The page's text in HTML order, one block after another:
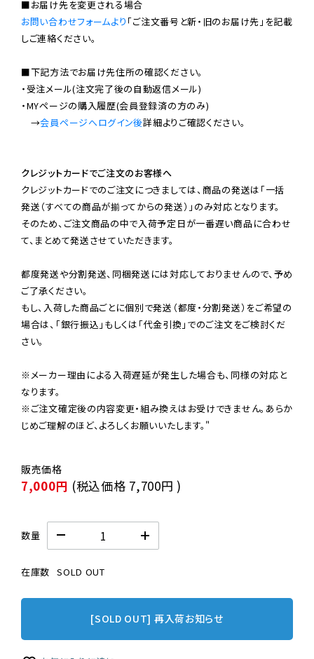
お問い合わせフォームより 「ご注文番号と新・旧のお届け先」を記載
しご連絡ください。
■下記方法でお届け先住所の確認ください。
・受注メール(注文完了後の自動返信メール)
・MYページの購入履歴(会員登録済の方のみ)
→会員ページへログイン後詳細よりご確認ください。
クレジットカードでご注文のお客様へ
クレジットカードでのご注文につきましては、商品の発送は「一括
発送（すべての商品が揃ってからの発送）」のみ対応となります。
そのため、ご注文商品の中で入荷予定日が一番遅い商品に合わせ
て、まとめて発送させていただきます。
都度発送や分割発送、同梱発送には対応しておりませんので、予め
ご了承ください。
もし、入荷した商品ごとに個別で発送（都度・分割発送）をご希望の
場合は、「銀行振込」もしくは「代金引換」でのご注文をご検討くだ
さい。
※メーカー理由による入荷遅延が発生した場合も、同様の対応と
なります。
※ご注文確定後の内容変更・組み換えはお受けできません。あらか
7,000円 (税込価格 7,700円 )
数量
在庫数 SOLD OUT
[SOLD OUT] 再入荷お知らせ